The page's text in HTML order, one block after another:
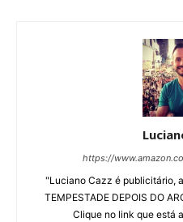
https://
"Luciano Cazz é publicitário,
TEMPESTADE DEPOIS DO
Clique no link que está